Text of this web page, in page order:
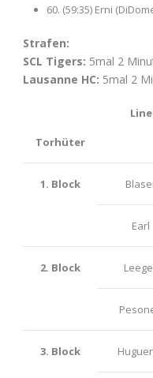
60. (59:35) Erni
Strafen:
SCL Tigers: 5mal 2
Lausanne HC: 5mal 2
Torhüter
1. Block
Earl
2. Block
3. Block